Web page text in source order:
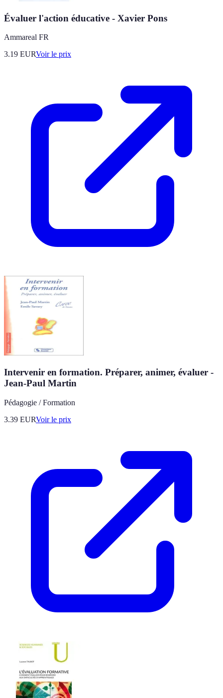
Évaluer l'action éducative - Xavier Pons
Ammareal FR
3.19 EURVoir le prix
Intervenir en formation. Préparer, animer, évaluer -
Jean-Paul Martin
Pédagogie / Formation
3.39 EURVoir le prix